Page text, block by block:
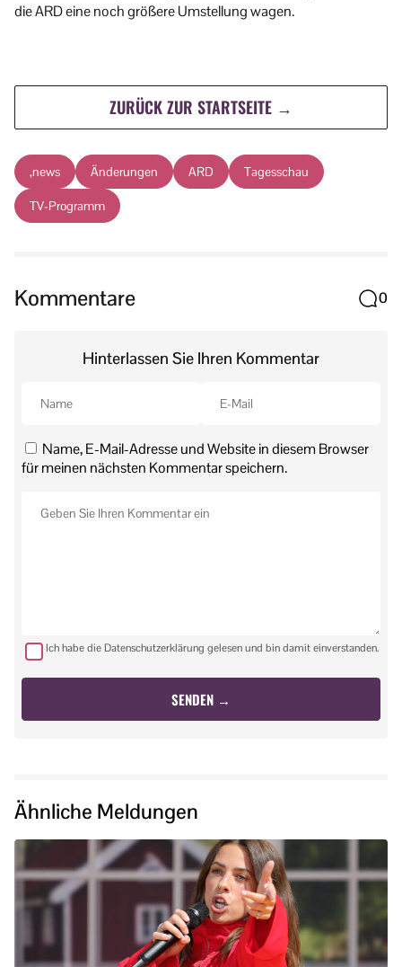
die ARD eine noch größere Umstellung wagen.
ZURÜCK ZUR STARTSEITE →
,news Änderungen ARD Tagesschau
TV-Programm
Kommentare 0
Hinterlassen Sie Ihren Kommentar
Name, E-Mail-Adresse und Website in diesem Browser
für meinen nächsten Kommentar speichern.
Ich habe die Datenschutzerklärung gelesen und bin damit einverstanden.
Ähnliche Meldungen